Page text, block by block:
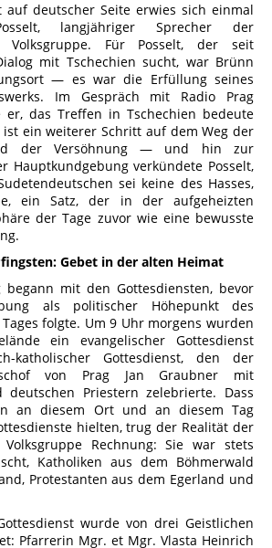
deutscher Seite erwies sich einmal
langjähriger Sprecher der
Volksgruppe. Für Posselt, der seit
mit Tschechien sucht, war Brünn
— es war die Erfüllung seines
Im Gespräch mit Radio Prag
er, das Treffen in Tschechien bedeute
ist ein weiterer Schritt auf dem Weg der
der Versöhnung — und hin zur
Hauptkundgebung verkündete Posselt,
sei keine des Hasses,
ein Satz, der in der aufgeheizten
der Tage zuvor wie eine bewusste
Gebet in der alten Heimat
begann mit den Gottesdiensten, bevor
als politischer Höhepunkt des
folgte. Um 9 Uhr morgens wurden
ein evangelischer Gottesdienst
katholischer Gottesdienst, den der
von Prag Jan Graubner mit
deutschen Priestern zelebrierte. Dass
an diesem Ort und an diesem Tag
hielten, trug der Realität der
Volksgruppe Rechnung: Sie war stets
Katholiken aus dem Böhmerwald
Protestanten aus dem Egerland und
wurde von drei Geistlichen
Pfarrerin Mgr. et Mgr. Vlasta Heinrich